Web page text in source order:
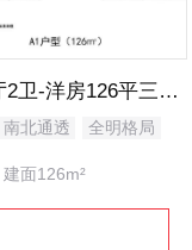
4室2厅2卫-洋房126平三室两厅两卫
南北通透 全明格局
建面126m²